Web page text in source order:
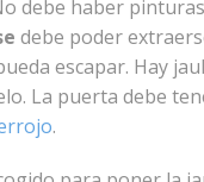
debe haber
debe poder
escapar. Hay
La puerta debe
.